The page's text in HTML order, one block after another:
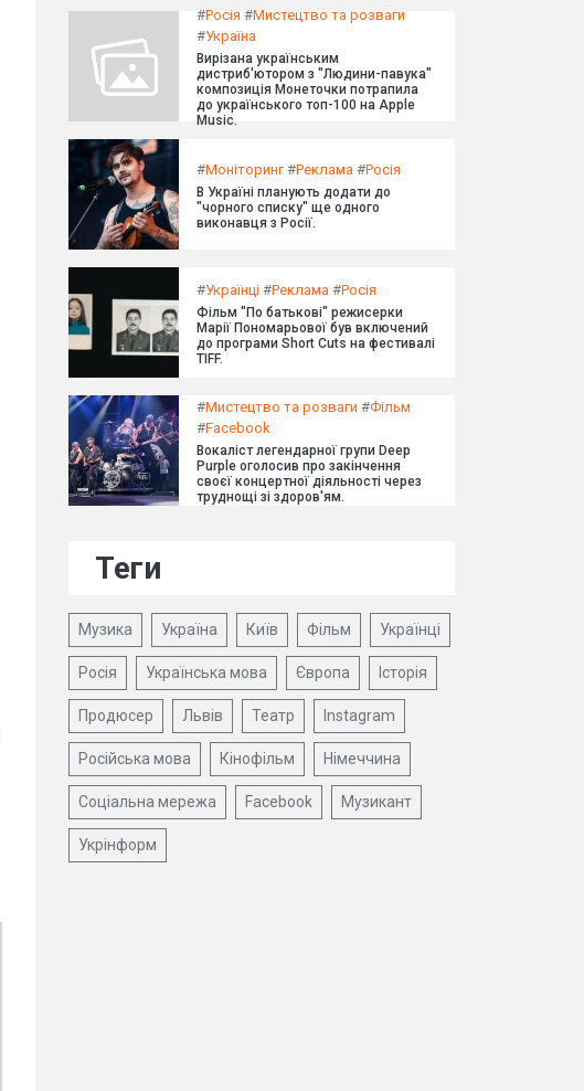
#Росія #Мистецтво та розваги
#Україна
Вирізана українським
дистриб'ютором з "Людини-павука"
композиція Монеточки потрапила
до українського топ-100 на Apple
Music.
#Моніторинг#Реклама #Росія
В Україні планують додати до
"чорного списку" ще одного
виконавця з Росії.
#Українці #Реклама #Росія
Фільм "По батькові" режисерки
Марії Пономарьової був включений
до програми Short Cuts на фестивалі
TIFF.
#Мистецтво та розваги #Фільм
#Facebook
Вокаліст легендарної групи Deep
Purple оголосив про закінчення
своєї концертної діяльності через
труднощі зі здоров'ям.
Теги
Музика Україна Київ Фільм Українці
Росія Українська мова Європа Історія
Продюсер Львів Театр Instagram
Російська мова Кінофільм Німеччина
Соціальна мережа Facebook Музикант
Укрінформ